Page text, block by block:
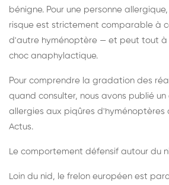
bénigne. Pour une personne
risque est strictement comparable à
d'autre hyménoptère — et peut tout à
choc anaphylactique.
Pour comprendre la gradation des
quand consulter, nous avons publié
allergies aux piqûres d'hyménoptères
Actus.
Le comportement défensif autour du
Loin du nid, le frelon européen est